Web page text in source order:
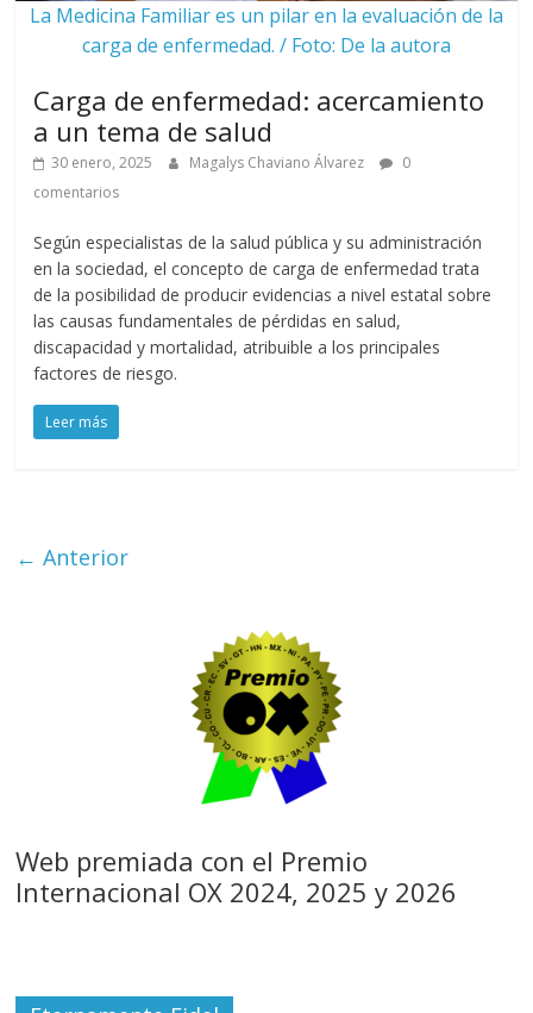
La Medicina Familiar es un pilar en la evaluación de la
carga de enfermedad. / Foto: De la autora
Carga de enfermedad: acercamiento
a un tema de salud
30 enero, 2025 Magalys Chaviano Álvarez
0
comentarios
Según especialistas de la salud pública y su administración
en la sociedad, el concepto de carga de enfermedad trata
de la posibilidad de producir evidencias a nivel estatal sobre
las causas fundamentales de pérdidas en salud,
discapacidad y mortalidad, atribuible a los principales
factores de riesgo.
Leer más
← Anterior
Web premiada con el Premio
Internacional OX 2024, 2025 y 2026